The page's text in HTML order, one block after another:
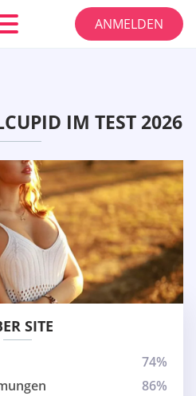
ANMELDEN
IM TEST 2026
SITE
74%
86%